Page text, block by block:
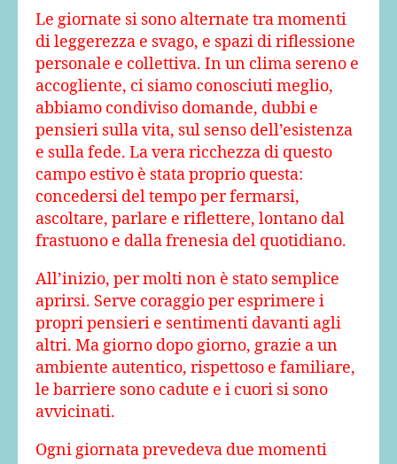
Le giornate si sono alternate tra momenti
di leggerezza e svago, e spazi di riflessione
personale e collettiva. In un clima sereno e
accogliente, ci siamo conosciuti meglio,
abbiamo condiviso domande, dubbi e
pensieri sulla vita, sul senso dell’esistenza
e sulla fede. La vera ricchezza di questo
campo estivo è stata proprio questa:
concedersi del tempo per fermarsi,
ascoltare, parlare e riflettere, lontano dal
frastuono e dalla frenesia del quotidiano.
All’inizio, per molti non è stato semplice
aprirsi. Serve coraggio per esprimere i
propri pensieri e sentimenti davanti agli
altri. Ma giorno dopo giorno, grazie a un
ambiente autentico, rispettoso e familiare,
le barriere sono cadute e i cuori si sono
avvicinati.
Ogni giornata prevedeva due momenti